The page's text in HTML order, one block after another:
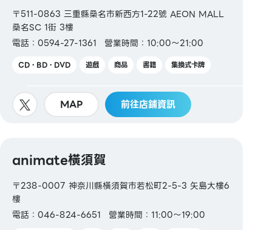
〒511-0863 三重縣桑名市新西方1-22號 AEON MALL
桑名SC 1街 3樓
電話：0594-27-1361
營業時間：10:00～21:00
CD・BD・DVD 遊戲 商品 書籍 集換式卡牌
MAP 前往店鋪資訊
animate橫須賀
〒238-0007 神奈川縣橫須賀市若松町2-5-3 矢島大樓6
樓
電話：046-824-6651
營業時間：11:00～19:00